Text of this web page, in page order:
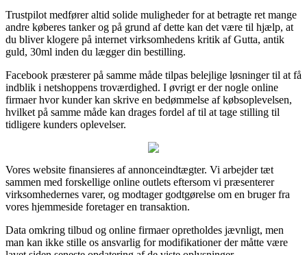
Trustpilot medfører altid solide muligheder for at betragte ret mange
andre køberes tanker og på grund af dette kan det være til hjælp, at
du bliver klogere på internet virksomhedens kritik af Gutta, antik
guld, 30ml inden du lægger din bestilling.
Facebook præsterer på samme måde tilpas belejlige løsninger til at få
indblik i netshoppens troværdighed. I øvrigt er der nogle online
firmaer hvor kunder kan skrive en bedømmelse af købsoplevelsen,
hvilket på samme måde kan drages fordel af til at tage stilling til
tidligere kunders oplevelser.
Vores website finansieres af annonceindtægter. Vi arbejder tæt
sammen med forskellige online outlets eftersom vi præsenterer
virksomhedernes varer, og modtager godtgørelse om en bruger fra
vores hjemmeside foretager en transaktion.
Data omkring tilbud og online firmaer opretholdes jævnligt, men
man kan ikke stille os ansvarlig for modifikationer der måtte være